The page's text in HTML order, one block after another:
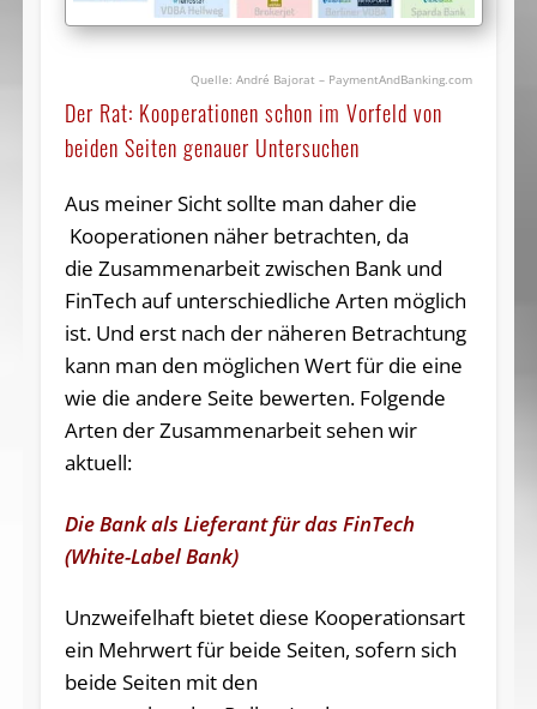
André Bajorat – PaymentAndBanking.com
Der Rat: Kooperationen schon im Vorfeld von
beiden Seiten genauer Untersuchen
Aus meiner Sicht sollte man daher die
Kooperationen näher betrachten, da
die Zusammenarbeit zwischen Bank und
FinTech auf unterschiedliche Arten möglich
ist. Und erst nach der näheren Betrachtung
kann man den möglichen Wert für die eine
wie die andere Seite bewerten. Folgende
Arten der Zusammenarbeit sehen wir
aktuell:
Die Bank als Lieferant für das FinTech
(White-Label Bank)
Unzweifelhaft bietet diese Kooperationsart
ein Mehrwert für beide Seiten, sofern sich
beide Seiten mit den